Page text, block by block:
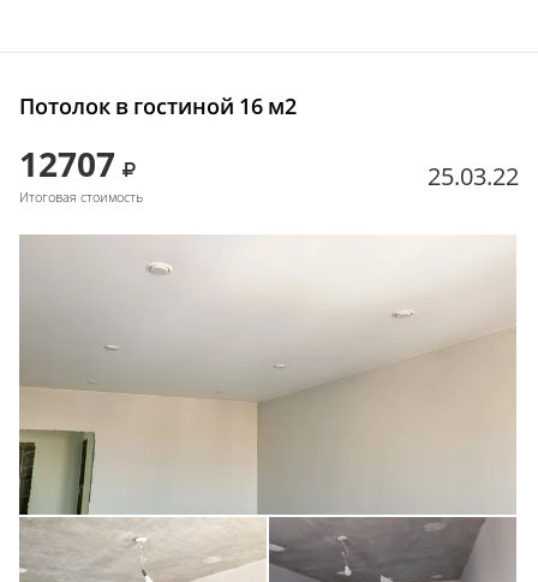
Потолок в гостиной 16 м2
12707
Итоговая стоимость
25.03.22